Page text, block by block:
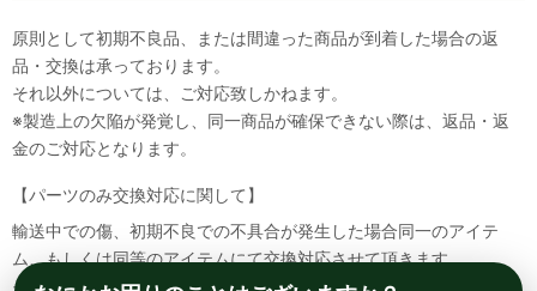
原則として初期不良品、または間違った商品が到着した場合の返
品・交換は承っております。
それ以外については、ご対応致しかねます。
※製造上の欠陥が発覚し、同一商品が確保できない際は、返品・返
金のご対応となります。
【パーツのみ交換対応に関して】
輸送中での傷、初期不良での不具合が発生した場合同一のアイテ
ム、もしくは同等のアイテムにて交換対応させて頂きます。
その場合該当部品を着払いにて返送して頂く必要が御座いますので